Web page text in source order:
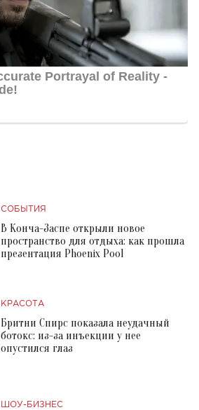
СОБЫТИЯ
В Конча-Заспе открыли новое
пространство для отдыха: как прошла
презентация Phoenix Pool
КРАСОТА
Бритни Спирс показала неудачный
ботокс: из-за инъекции у нее
опустился глаз
ШОУ-БИЗНЕС